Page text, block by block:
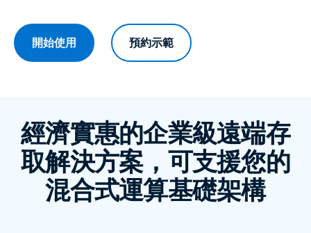
開始使用 預約示範
經濟實惠的企業級遠端存
取解決方案，可支援您的
混合式運算基礎架構